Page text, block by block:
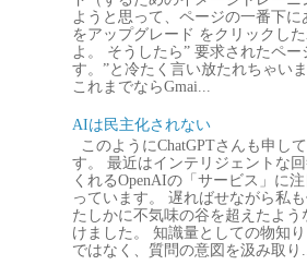
ようと思って、ページの一番下に
をアップグレード をクリックし
よ。 そうしたら” 要求されたペー
す。”と冷たく言い放たれちゃい
これまでならGmai...
AIは民主化されない
このようにChatGPTさんも申し
す。 最近はインテリジェントな
くれるOpenAIの「サービス」に
っています。 遅ればせながら私も
たしかに不気味の谷を超えたよう
けました。 知識量としての物知
ではなく、質問の意図を汲み取り